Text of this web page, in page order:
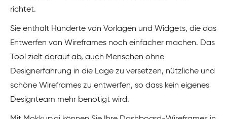
richtet.
Sie enthält Hunderte von Vorlagen und Widgets, die das
Entwerfen von Wireframes noch einfacher machen. Das
Tool zielt darauf ab, auch Menschen ohne
Designerfahrung in die Lage zu versetzen, nützliche und
schöne Wireframes zu entwerfen, so dass kein eigenes
Designteam mehr benötigt wird.